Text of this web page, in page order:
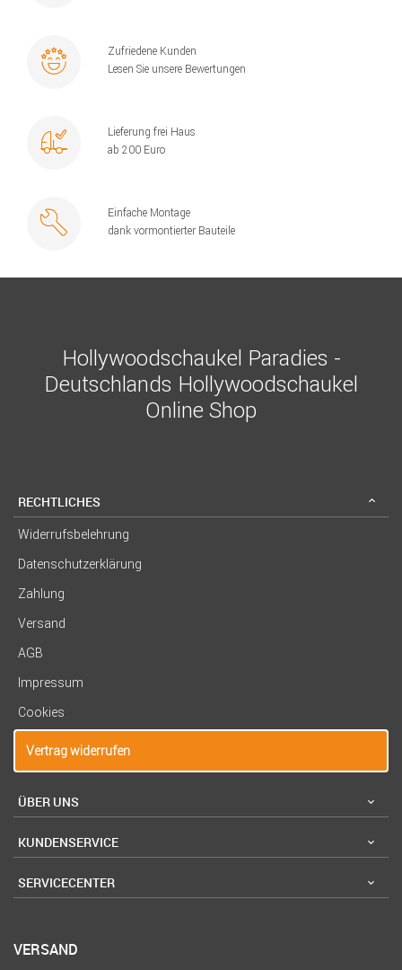
Zufriedene Kunden
Lesen Sie unsere Bewertungen
Lieferung frei Haus
ab 200 Euro
Einfache Montage
dank vormontierter Bauteile
Hollywoodschaukel Paradies -
Deutschlands Hollywoodschaukel
Online Shop
RECHTLICHES
Widerrufsbelehrung
Datenschutzerklärung
Zahlung
Versand
AGB
Impressum
Cookies
Vertrag widerrufen
ÜBER UNS
KUNDENSERVICE
SERVICECENTER
VERSAND